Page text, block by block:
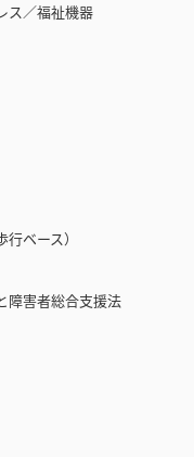
ス／福祉機器
ベース）
害者総合支援法